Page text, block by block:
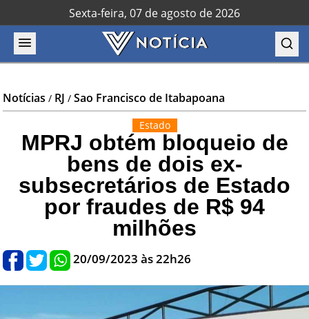
Sexta-feira, 07 de agosto de 2026
Notícias / RJ /Sao Francisco de Itabapoana
Estado
MPRJ obtém bloqueio de
bens de dois ex-
subsecretários de Estado
por fraudes de R$ 94
milhões
20/09/2023 às 22h26